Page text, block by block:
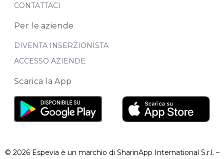
CONTATTACI
Per le aziende
DIVENTA INSERZIONISTA
ACCESSO AZIENDE
Scarica la App
© 2026 Espevia è un marchio di SharinApp International S.r.l. –